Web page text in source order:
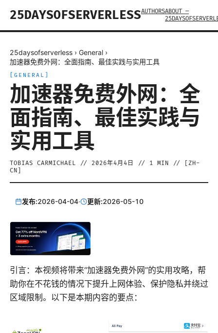
25DAYSOFSERVERLESSAUTHORSABOUT —
25daysofserverless › General ›
加速器免费外网：全面指南、最佳实践与实用工具
GENERAL
加速器免费外网：全
面指南、最佳实践与
实用工具
TOBIAS CARMICHAEL // 2026年4月4日 // 1 MIN // [ ZH-
CN
发布:2026-04-04· 更新:2026-05-10
引言：本视频将带来“加速器免费外网”的实用攻略，帮
助你在不花钱的情况下提升上网体验、保护隐私并绕过
区域限制。以下是本期内容的要点：